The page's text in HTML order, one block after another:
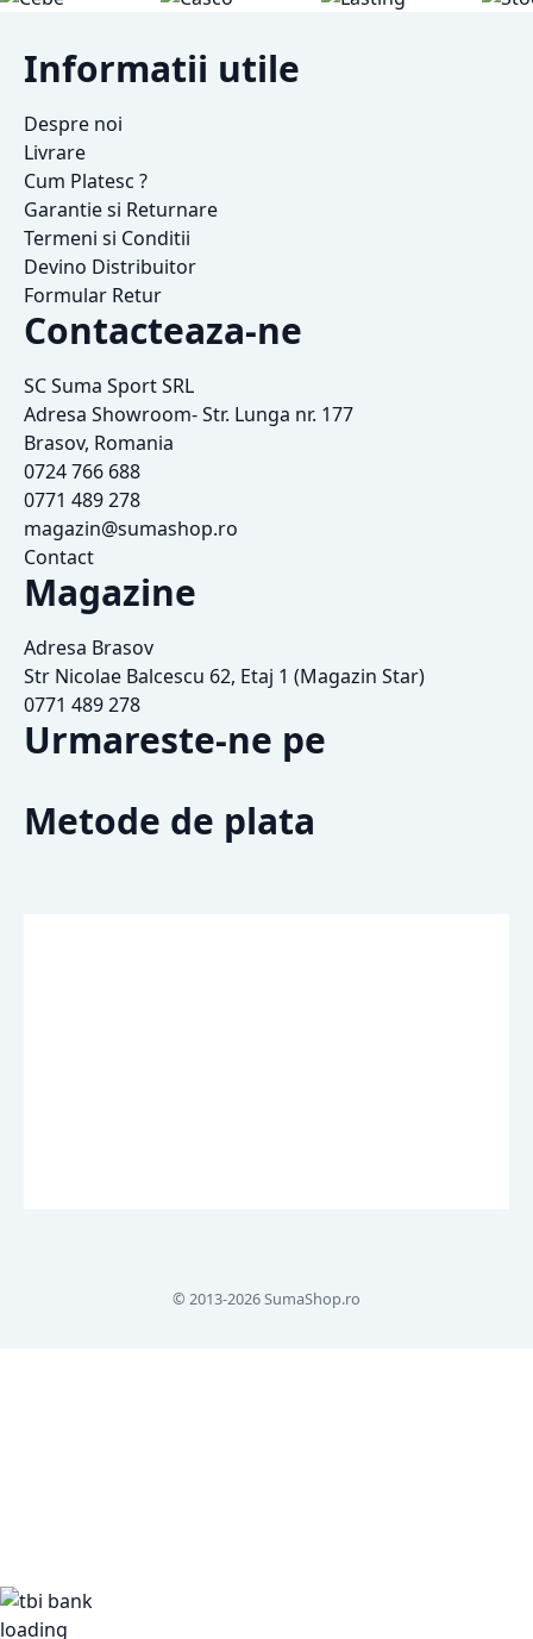
Informatii utile
Despre noi
Livrare
Cum Platesc ?
Garantie si Returnare
Termeni si Conditii
Devino Distribuitor
Formular Retur
Contacteaza-ne
SC Suma Sport SRL
Adresa Showroom- Str. Lunga nr. 177
Brasov, Romania
0724 766 688
0771 489 278
magazin@sumashop.ro
Contact
Magazine
Adresa Brasov
Str Nicolae Balcescu 62, Etaj 1 (Magazin Star)
0771 489 278
Urmareste-ne pe
Metode de plata
© 2013-2026 SumaShop.ro